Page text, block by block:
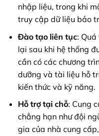
nhập liệu, trong khi
truy cập dữ liệu bảo
Đào tạo liên tục:
lại sau khi hệ thống
cần có các chương
dưỡng và tài liệu hỗ
kiến thức và kỹ năng.
Hỗ trợ tại chỗ: Cung
chẳng hạn như đội
gia của nhà cung